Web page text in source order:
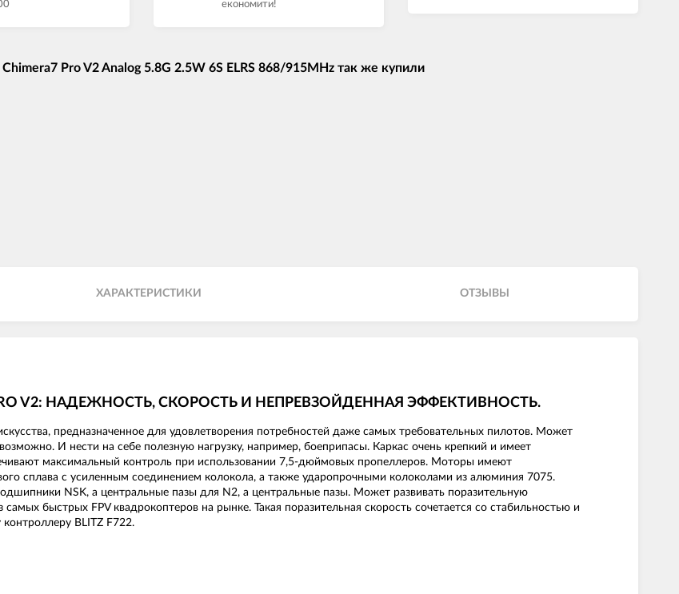
економити!
Pro V2 Analog 5.8G 2.5W 6S ELRS 868/915MHz так же купили
ХАРАКТЕРИСТИКИ ОТЗЫВЫ
PRO V2: НАДЕЖНОСТЬ, СКОРОСТЬ И НЕПРЕВЗОЙДЕННАЯ ЭФФЕКТИВНОСТЬ.
предназначенное для удовлетворения потребностей даже самых требовательных пилотов. Может
И нести на себе полезную нагрузку, например, боеприпасы. Каркас очень крепкий и имеет
максимальный контроль при использовании 7,5-дюймовых пропеллеров. Моторы имеют
сплава с усиленным соединением колокола, а также ударопрочными колоколами из алюминия 7075.
NSK, а центральные пазы для N2, а центральные пазы. Может развивать поразительную
быстрых FPV квадрокоптеров на рынке. Такая поразительная скорость сочетается со стабильностью и
BLITZ F722.